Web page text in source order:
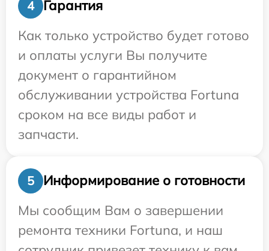
4
Гарантия
Как только устройство будет готово
и оплаты услуги Вы получите
документ о гарантийном
обслуживании устройства Fortuna
сроком на все виды работ и
запчасти.
5
Информирование о готовности
Мы сообщим Вам о завершении
ремонта техники Fortuna, и наш